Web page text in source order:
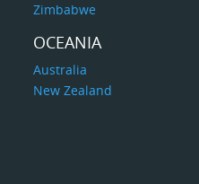
Zimbabwe
OCEANIA
Australia
New Zealand